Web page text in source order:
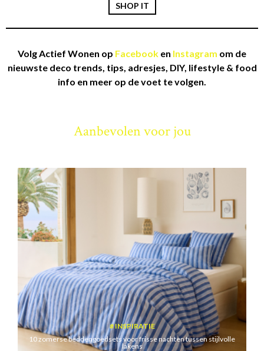
SHOP IT
Volg Actief Wonen op Facebook en Instagram om de
nieuwste deco trends, tips, adresjes, DIY, lifestyle & food
info en meer op de voet te volgen.
Aanbevolen voor jou
INSPIRATIE
10 zomerse beddengoedsets voor frisse nachten tussen stijlvolle
lakens